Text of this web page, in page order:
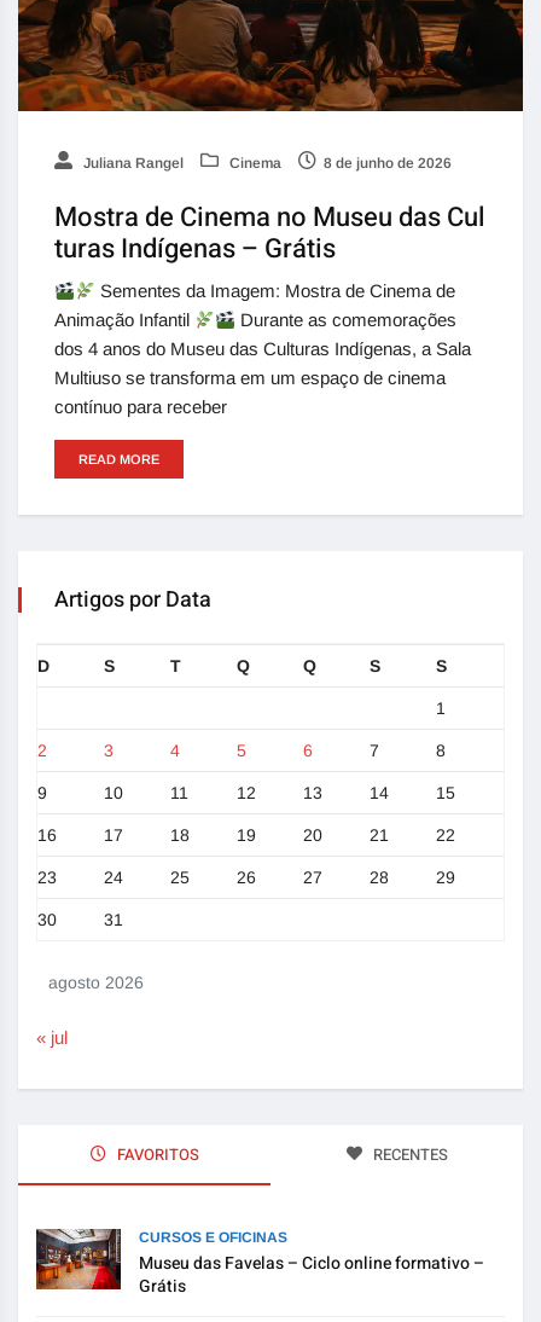
Juliana Rangel Cinema 8 de junho de 2026
Mostra de Cinema no Museu das Cul
turas Indígenas – Grátis
Sementes da Imagem: Mostra de Cinema de
Animação Infantil
Durante as comemorações
dos 4 anos do Museu das Culturas Indígenas, a Sala
Multiuso se transforma em um espaço de cinema
contínuo para receber
READ MORE
Artigos por Data
agosto 2026
D S T Q Q S S
1
2 3 4 5 6 7 8
9 10 11 12 13 14 15
16 17 18 19 20 21 22
23 24 25 26 27 28 29
30 31
« jul
FAVORITOS RECENTES
CURSOS E OFICINAS
Museu das Favelas – Ciclo online formativo –
Grátis